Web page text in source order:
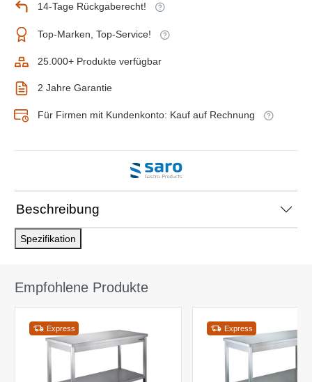
14-Tage Rückgaberecht!
Top-Marken, Top-Service!
25.000+ Produkte verfügbar
2 Jahre Garantie
Für Firmen mit Kundenkonto: Kauf auf Rechnung
Beschreibung
Spezifikation
Empfohlene Produkte
Express Express